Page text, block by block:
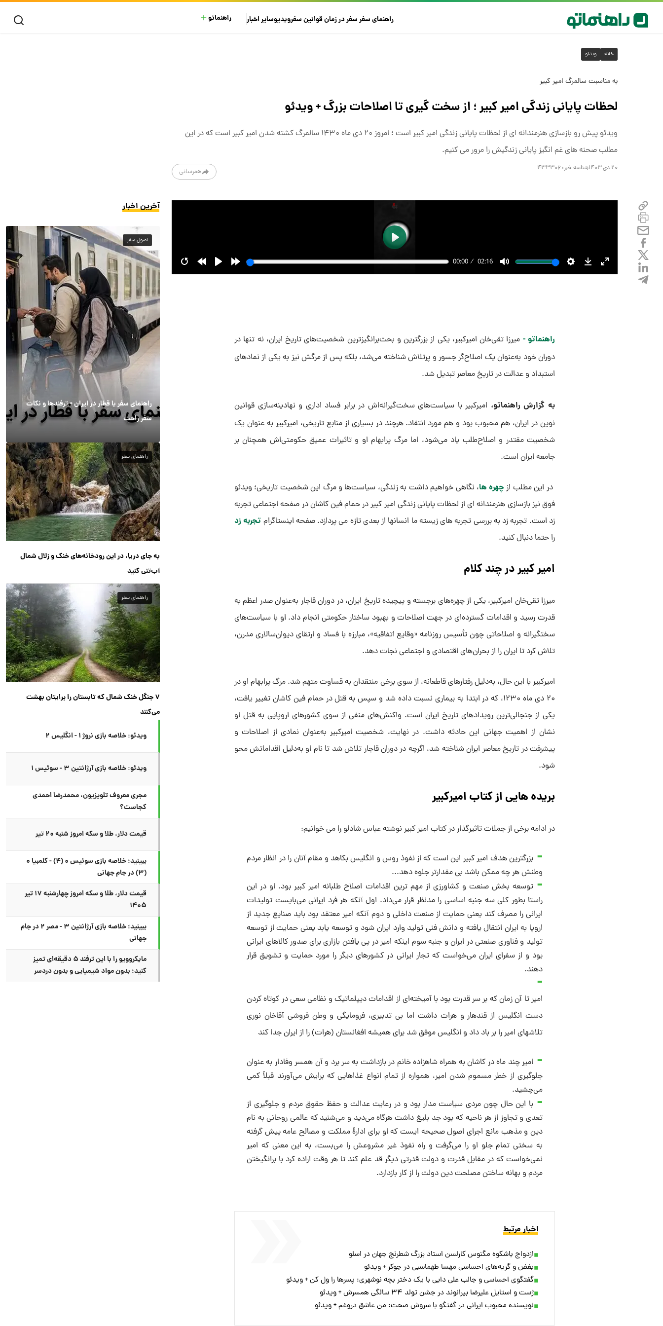
راهنمای سفرسفر در زمانقوانین سفرویدیوسایراخبار راهنماتو
خانه ویدئو
به مناسبت سالمرگ امیر کبیر
لحظات پایانی زندگی امیر کبیر ؛ از سخت گیری تا اصلاحات بزرگ + ویدئو
ویدئو پیش رو بازسازی هنرمندانه ای از لحظات پایانی زندگی امیر کبیر است ؛ امروز ۲۰ دی ماه ۱۴۳۰ سالمرگ کشته شدن امیر کبیر است که در این
مطلب صحنه های غم انگیز پایانی زندگیش را مرور می کنیم.
۲۰ دی ۱۴۰۳ شناسه خبر: ۴۳۳۳۰۶ همرسانی
راهنماتو - میرزا تقی‌خان امیرکبیر، یکی از بزرگترین و بحث‌برانگیزترین شخصیت‌های تاریخ ایران، نه تنها در
دوران خود به‌عنوان یک اصلاح‌گر جسور و پرتلاش شناخته می‌شد، بلکه پس از مرگش نیز به یکی از نمادهای
استبداد و عدالت در تاریخ معاصر تبدیل شد.
به گزارش راهنماتو، امیرکبیر با سیاست‌های سخت‌گیرانه‌اش در برابر فساد اداری و نهادینه‌سازی قوانین
نوین در ایران، هم محبوب بود و هم مورد انتقاد. هرچند در بسیاری از منابع تاریخی، امیرکبیر به عنوان یک
شخصیت مقتدر و اصلاح‌طلب یاد می‌شود، اما مرگ پرابهام او و تاثیرات عمیق حکومتی‌اش همچنان بر
جامعه ایران است.
در این مطلب از چهره ها، نگاهی خواهیم داشت به زندگی، سیاست‌ها و مرگ این شخصیت تاریخی؛ ویدئو
فوق نیز بازسازی هنرمندانه ای از لحظات پایانی زندگی امیر کبیر در حمام فین کاشان در صفحه اجتماعی تجربه
زد است. تجربه زد به بررسی تجربه های زیسته ما انسانها از بعدی تازه می پردازد. صفحه اینستاگرام تجربه زد
را حتما دنبال کنید.
امیر کبیر در چند کلام
میرزا تقی‌خان امیرکبیر، یکی از چهره‌های برجسته و پیچیده تاریخ ایران، در دوران قاجار به‌عنوان صدر اعظم به
قدرت رسید و اقدامات گسترده‌ای در جهت اصلاحات و بهبود ساختار حکومتی انجام داد. او با سیاست‌های
سختگیرانه و اصلاحاتی چون تأسیس روزنامه «وقایع اتفاقیه»، مبارزه با فساد و ارتقای دیوان‌سالاری مدرن،
تلاش کرد تا ایران را از بحران‌های اقتصادی و اجتماعی نجات دهد.
امیرکبیر با این حال، به‌دلیل رفتارهای قاطعانه، از سوی برخی منتقدان به قساوت متهم شد. مرگ پرابهام او در
۲۰ دی ماه ۱۲۳۰، که در ابتدا به بیماری نسبت داده شد و سپس به قتل در حمام فین کاشان تغییر یافت،
یکی از جنجالی‌ترین رویدادهای تاریخ ایران است. واکنش‌های منفی از سوی کشورهای اروپایی به قتل او
نشان از اهمیت جهانی این حادثه داشت. در نهایت، شخصیت امیرکبیر به‌عنوان نمادی از اصلاحات و
پیشرفت در تاریخ معاصر ایران شناخته شد، اگرچه در دوران قاجار تلاش شد تا نام او به‌دلیل اقداماتش محو
شود.
بریده هایی از کتاب امیرکبیر
در ادامه برخی از جملات تاثیرگذار در کتاب امیر کبیر نوشته عباس شادلو را می خوانیم:
بزرگترین هدف امیر کبیر این است که از نفوذ روس و انگلیس بکاهد و مقام آنان را در انظار مردم
وطنش هر چه ممکن باشد بی مقدارتر جلوه دهد...
توسعه بخش صنعت و کشاورزی از مهم ترین اقدامات اصلاح طلبانه امیر کبیر بود. او در این
راستا بطور کلی سه جنبه اساسی را مدنظر قرار می‌داد. اول آنکه هر فرد ایرانی می‌بایست تولیدات
ایرانی را مصرف کند یعنی حمایت از صنعت داخلی و دوم آنکه امیر معتقد بود باید صنایع جدید از
اروپا به ایران انتقال یافته و دانش فنی تولید وارد ایران شود و توسعه یابد یعنی حمایت از توسعه
تولید و فناوری صنعتی در ایران و جنبه سوم اینکه امیر در پی یافتن بازاری برای صدور کالاهای ایرانی
بود و از سفرای ایران می‌خواست که تجار ایرانی در کشورهای دیگر را مورد حمایت و تشویق قرار
دهند.
امیر تا آن زمان که بر سر قدرت بود با آمیخته‌ای از اقدامات دیپلماتیک و نظامی سعی در کوتاه کردن
دست انگلیس از قندهار و هرات داشت اما بی تدبیری، فرومایگی و وطن فروشی آقاخان نوری
تلاشهای امیر را بر باد داد و انگلیس موفق شد برای همیشه افغانستان (هرات) را از ایران جدا کند
امیر چند ماه در کاشان به همراه شاهزاده خانم در بازداشت به سر برد و آن همسر وفادار به عنوان
جلوگیری از خطر مسموم شدن امیر، همواره از تمام انواع غذاهایی که برایش می‌آورند قبلاً کمی
می‌چشید.
با این حال چون مردی سیاست مدار بود و در رعایت عدالت و حفظ حقوق مردم و جلوگیری از
تعدی و تجاوز از هر ناحیه که بود جد بلیغ داشت هرگاه می‌دید و می‌شنید که عالمی روحانی به نام
دین و مذهب مانع اجرای اصول صحیحه ایست که او برای ادارۀ مملکت و مصالح عامه پیش گرفته
به سختی تمام جلو او را می‌گرفت و راه نفوذ غیر مشروعش را می‌بست، به این معنی که امیر
نمی‌خواست که در مقابل قدرت و دولت قدرتی دیگر قد علم کند تا هر وقت اراده کرد با برانگیختن
مردم و بهانه ساختن مصلحت دین دولت را از کار بازدارد.
اخبار مرتبط
ازدواج باشکوه مگنوس کارلسن استاد بزرگ شطرنج جهان در اسلو
بغض و گریه‌های احساسی مهسا طهماسبی در جوکر + ویدئو
گفتگوی احساسی و جالب علی دایی با یک دختر بچه نوشهری: پسرها را ول کن + ویدئو
ژست و استایل علیرضا بیرانوند در جشن تولد ۳۴ سالگی همسرش + ویدئو
نویسنده محبوب ایرانی در گفتگو با سروش صحت: من عاشق دروغم + ویدئو
آخرین اخبار
اصول سفر
راهنمای سفر با قطار در ایران + ترفندها و نکات
سفر راحت
راهنمای سفر
به جای دریا، در این رودخانه‌های خنک و زلال شمال
آب‌تنی کنید
راهنمای سفر
۷ جنگل خنک شمال که تابستان را برایتان بهشت
می‌کنند
ویدئو: خلاصه بازی نروژ ۱ - انگلیس ۲
ویدئو: خلاصه بازی آرژانتین ۳ - سوئیس ۱
مجری معروف تلویزیون، محمدرضا احمدی
کجاست؟
قیمت دلار، طلا و سکه امروز شنبه ۲۰ تیر
ببینید؛ خلاصه بازی سوئیس ۰ (۴) - کلمبیا ۰
(۳) در جام جهانی
قیمت دلار، طلا و سکه امروز چهارشنبه ۱۷ تیر
۱۴۰۵
ببینید؛ خلاصه بازی آرژانتین ۳ - مصر ۲ در جام
جهانی
مایکروویو را با این ترفند ۵ دقیقه‌ای تمیز
کنید؛ بدون مواد شیمیایی و بدون دردسر